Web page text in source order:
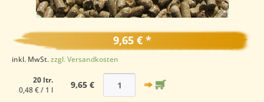
9,65 € *
inkl. MwSt.zzgl. Versandkosten
20 ltr.
0,48 € / 1 l
9,65 €